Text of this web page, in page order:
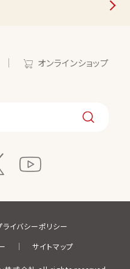
オンラインショップ
ライバシーポリシー
サイトマップ